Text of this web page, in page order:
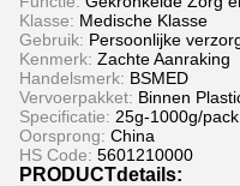
Klasse: Medische Klasse
Gebruik: Persoonlijke
Kenmerk: Zachte Aanraking
Handelsmerk: BSMED
Vervoerpakket: Binnen
Specificatie: 25g-1000g/pack
Oorsprong: China
HS Code: 5601210000
PRODUCTdetails: